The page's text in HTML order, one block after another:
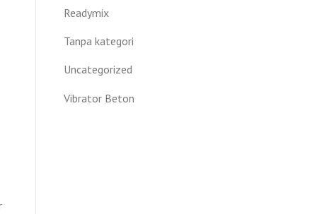
Readymix
Tanpa kategori
Uncategorized
Vibrator Beton